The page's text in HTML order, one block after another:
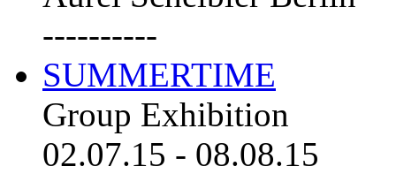
----------
SUMMERTIME
Group Exhibition
02.07.15 - 08.08.15